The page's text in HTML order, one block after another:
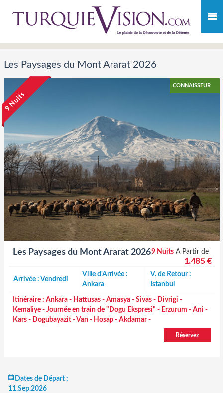
Les Paysages du Mont Ararat 2026
CONNAISSEUR
9 Nuits
Les Paysages du Mont Ararat 20269 Nuits A Partir de
1.485 €
Arrivée : Vendredi
Ville d'Arrivée :
Ankara
V. de Retour :
Istanbul
Itinéraire : Ankara - Hattusas - Amasya - Sivas - Divrigi -
Kemaliye - Journée en train de "Dogu Ekspresi" - Erzurum - Ani -
Kars - Dogubayazit - Van - Hosap - Akdamar -
Réservez
Dates de Départ :
11.Sep.2026